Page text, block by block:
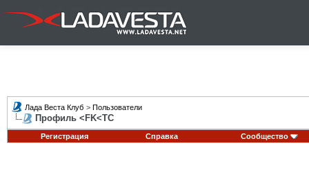
Лада Веста Клуб > Пользователи
Профиль <FK<TC
Регистрация Справка Сообщество